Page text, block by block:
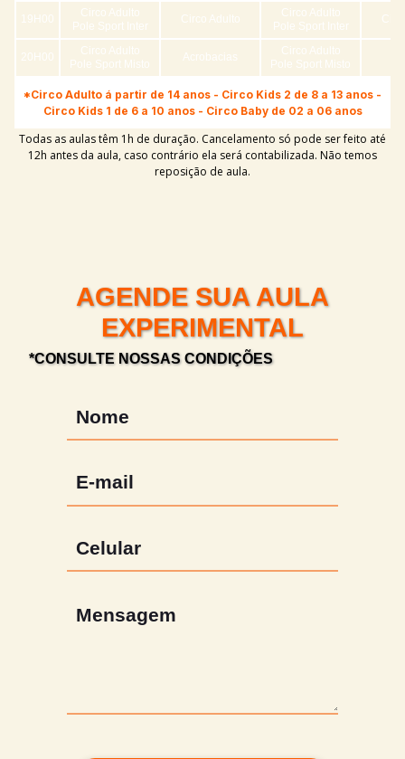
19H00
Circo Adulto
Pole Sport Inter
Circo Adulto
Circo Adulto
Pole Sport Inter
20H00
Circo Adulto
Pole Sport Misto
Acrobacias
Circo Adulto
Pole Sport Misto
*Circo Adulto á partir de 14 anos - Circo Kids 2 de 8 a 13 anos -
Circo Kids 1 de 6 a 10 anos - Circo Baby de 02 a 06 anos
Todas as aulas têm 1h de duração. Cancelamento só pode ser feito até
12h antes da aula, caso contrário ela será contabilizada. Não temos
reposição de aula.
AGENDE SUA AULA
EXPERIMENTAL
*CONSULTE NOSSAS CONDIÇÕES